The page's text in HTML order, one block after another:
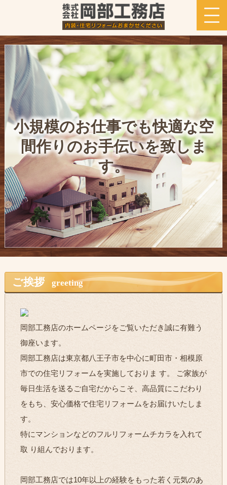
小規模のお仕事でも快適な空
間作りのお手伝いを致しま
す。
ご挨拶 greeting
岡部工務店のホームページをご覧いただき誠に有難う
御座います。
岡部工務店は東京都八王子市を中心に町田市・相模原
市での住宅リフォームを実施しておりま す。 ご家族が
毎日生活を送るご自宅だからこそ、高品質にこだわり
をもち、安心価格で住宅リフォームをお届けいたしま
す。
特にマンションなどのフルリフォームチカラを入れて
取 り組んでおります。
岡部工務店では10年以上の経験をもった若く元気のあ